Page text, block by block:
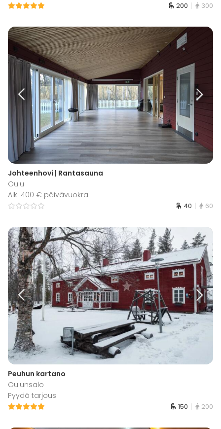
200 300
Johteenhovi | Rantasauna
Oulu
Alk. 400 € päivävuokra
40 60
Peuhun kartano
Oulunsalo
Pyydä tarjous
150 200